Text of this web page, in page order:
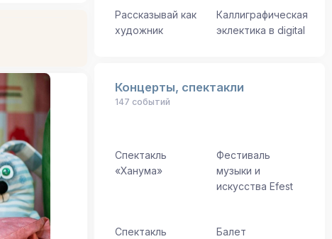
Рассказывай как
художник
Каллиграфическая
эклектика в digital
Концерты, спектакли
147 событий
Спектакль
«Ханума»
Фестиваль
музыки и
искусства Efest
Спектакль
Балет